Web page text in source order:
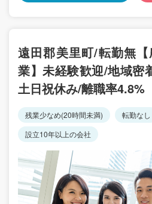
遠田郡美里町/転勤無
業】未経験歓迎/地域密
土日祝休み/離職率4.8%
残業少なめ(20時間未満) 転勤なし
設立10年以上の会社